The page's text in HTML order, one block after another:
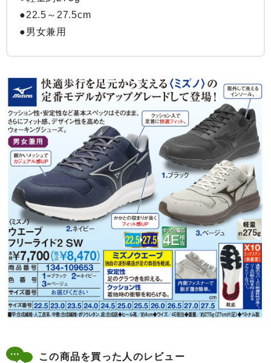
●22.5～27.5cm
●男女兼用
この商品を買った人のレビュー